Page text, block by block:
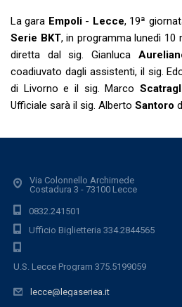
La gara Empoli- Lecce, 19ª
Serie BKT, in programma lunedì 10
diretta dal sig. Gianluca
coadiuvato dagli assistenti, il sig.
di Livorno e il sig. Marco
Ufficiale sarà il sig. Alberto Santoro
Via Colonnello Archimede
Costadura 3 - 73100 Lecce
0832.241501
Ufficio Biglietteria 334.2844565
U.S. Lecce Program 375.5199059
lecce@legaseriea.it